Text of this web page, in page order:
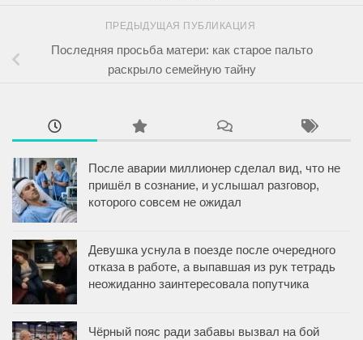
ПРЕДЫДУЩАЯ ПУБЛИКАЦИЯ
Последняя просьба матери: как старое пальто
раскрыло семейную тайну
После аварии миллионер сделал вид, что не
пришёл в сознание, и услышал разговор,
которого совсем не ожидал
Девушка уснула в поезде после очередного
отказа в работе, а выпавшая из рук тетрадь
неожиданно заинтересовала попутчика
Чёрный пояс ради забавы вызвал на бой